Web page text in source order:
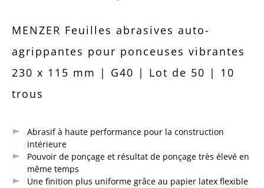
MENZER Feuilles abrasives auto-
agrippantes pour ponceuses vibrantes
230 x 115 mm | G40 | Lot de 50 | 10
trous
Abrasif à haute performance pour la construction
intérieure
Pouvoir de ponçage et résultat de ponçage très élevé en
même temps
Une finition plus uniforme grâce au papier latex flexible